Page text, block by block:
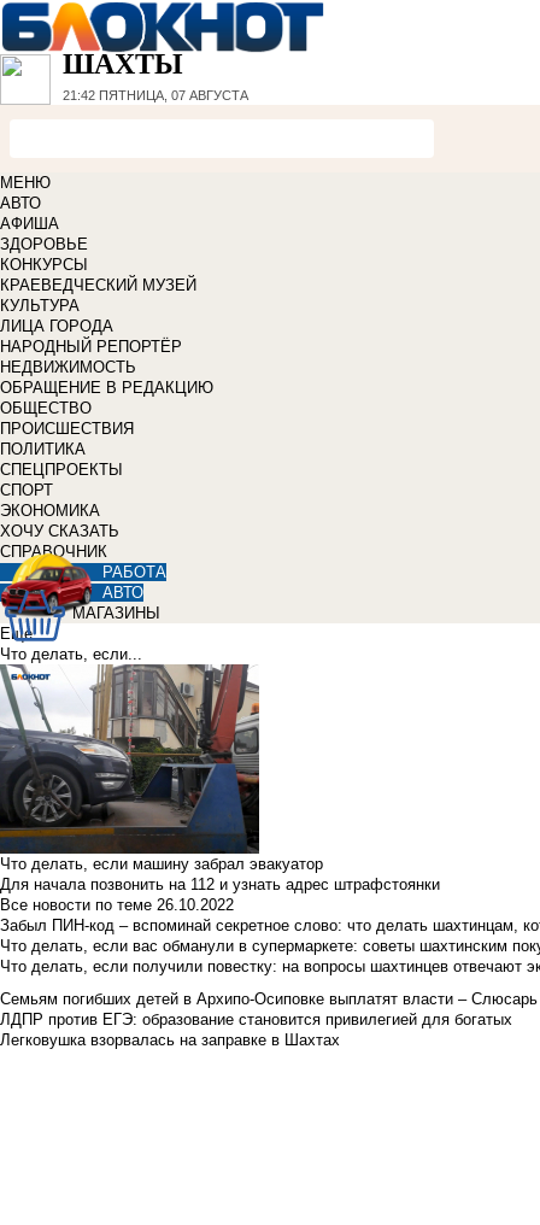
ШАХТЫ
21:42 ПЯТНИЦА, 07 АВГУСТА
МЕНЮ
АВТО
АФИША
ЗДОРОВЬЕ
КОНКУРСЫ
КРАЕВЕДЧЕСКИЙ МУЗЕЙ
КУЛЬТУРА
ЛИЦА ГОРОДА
НАРОДНЫЙ РЕПОРТЁР
НЕДВИЖИМОСТЬ
ОБРАЩЕНИЕ В РЕДАКЦИЮ
ОБЩЕСТВО
ПРОИСШЕСТВИЯ
ПОЛИТИКА
СПЕЦПРОЕКТЫ
СПОРТ
ЭКОНОМИКА
ХОЧУ СКАЗАТЬ
СПРАВОЧНИК
РАБОТА
АВТО
МАГАЗИНЫ
Еще
Что делать, если...
Что делать, если машину забрал эвакуатор
Для начала позвонить на 112 и узнать адрес штрафстоянки
Все новости по теме 26.10.2022
Забыл ПИН-код – вспоминай секретное слово: что делать шахтинцам,
Что делать, если вас обманули в супермаркете: советы шахтинским
Что делать, если получили повестку: на вопросы шахтинцев отвечают
Семьям погибших детей в Архипо-Осиповке выплатят власти – Слюсарь
ЛДПР против ЕГЭ: образование становится привилегией для богатых
Легковушка взорвалась на заправке в Шахтах